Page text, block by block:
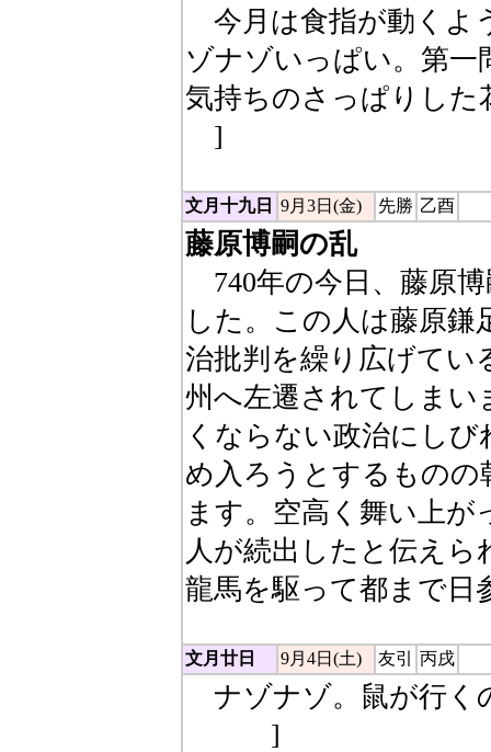
今月は食指が動くよ
ゾナゾいっぱい。第
気持ちのさっぱりした
]
文月十九日 9月3日(金) 先勝 乙酉
藤原博嗣の乱
740年の今日、藤原
した。この人は藤原
治批判を繰り広げてい
州へ左遷されてしま
くならない政治にし
め入ろうとするもの
ます。空高く舞い上
人が続出したと伝え
龍馬を駆って都まで日
文月廿日 9月4日(土) 友引 丙戌
ナゾナゾ。鼠が行く
]